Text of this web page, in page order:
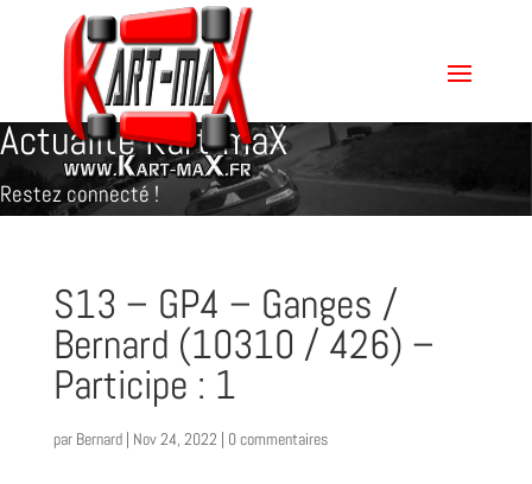
Actualité Kart-maX
Restez connecté !
S13 – GP4 – Ganges /
Bernard (10310 / 426) –
Participe : 1
par Bernard| Nov 24, 2022 | 0 commentaires